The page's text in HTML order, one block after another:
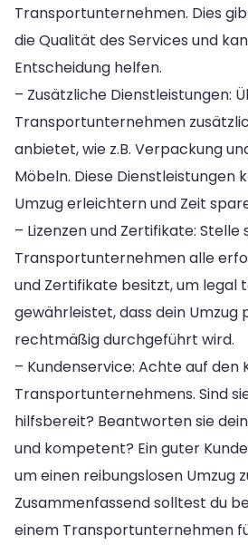
Transportunternehmen. Dies
die Qualität des Services und
Entscheidung helfen.
– Zusätzliche Dienstleistungen:
Transportunternehmen
anbietet, wie z.B. Verpackung
Möbeln. Diese Dienstleistungen
Umzug erleichtern und Zeit
– Lizenzen und Zertifikate: Stelle
Transportunternehmen alle
und Zertifikate besitzt, um legal
gewährleistet, dass dein Umzug
rechtmäßig durchgeführt wird.
– Kundenservice: Achte auf den
Transportunternehmens. Sind
hilfsbereit? Beantworten sie
und kompetent? Ein guter
um einen reibungslosen Umzug
Zusammenfassend solltest du
einem Transportunternehmen